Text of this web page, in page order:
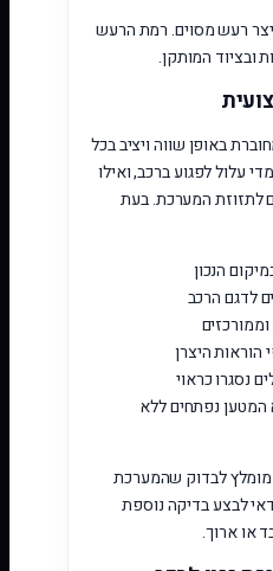
רעש מסוים. רמת הרעש
ובציוד המותקן.
באופן שווה ויציב בכל
עלול לפגוע ברכב, ואילו
לתזוזת המערכת. בעת
הנכון
לדגם הרכב
הוראות היצרן
נסגרו כראוי
נפתחים ללא
לבדוק שהמערכת
לבצע בדיקה נוספת
או ארוך.